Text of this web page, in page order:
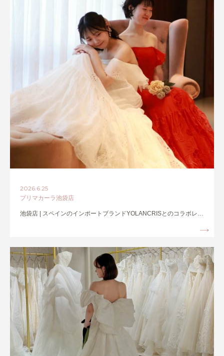
2026.6.25
プリマカーラ池袋店
池袋店 | スペインのインポートブランドYOLANCRISとのコラボレ…